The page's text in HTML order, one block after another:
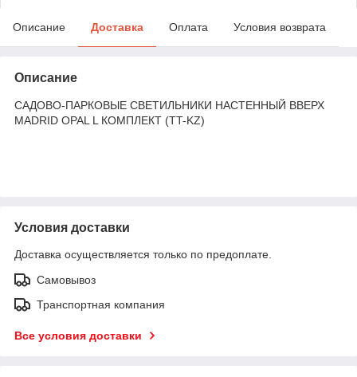
Описание Доставка Оплата Условия возврата
Описание
САДОВО-ПАРКОВЫЕ СВЕТИЛЬНИКИ НАСТЕННЫЙ ВВЕРХ
MADRID OPAL L КОМПЛЕКТ (TT-KZ)
Условия доставки
Доставка осуществляется только по предоплате.
Самовывоз
Транспортная компания
Все условия доставки